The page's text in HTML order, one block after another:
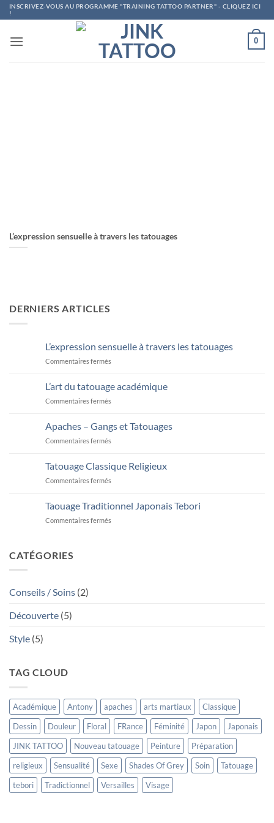
Passer
au
contenu
INSCRIVEZ-VOUS AU PROGRAMME "TRAINING TATTOO PARTNER" - CLIQUEZ ICI
!
0
L’expression sensuelle à travers les tatouages
DERNIERS ARTICLES
L’expression sensuelle à travers les tatouages
Commentaires fermés
à
travers
tatouages
L’art du tatouage académique
Commentaires fermés
tatouage
académique
Apaches – Gangs et Tatouages
Commentaires fermés
Gangs
et
Tatouage Classique Religieux
Commentaires fermés
Religieux
Taouage Traditionnel Japonais Tebori
Commentaires fermés
CATÉGORIES
Conseils / Soins (2)
Découverte (5)
Style (5)
TAG CLOUD
Académique Antony apaches arts martiaux
Classique
Dessin
Douleur Floral FRance Féminité Japon
Japonais
JINK TATTOO
Nouveau tatouage Peinture
Préparation
religieux
Sensualité Sexe Shades Of Grey Soin
Tatouage
tebori
Tradictionnel Versailles Visage